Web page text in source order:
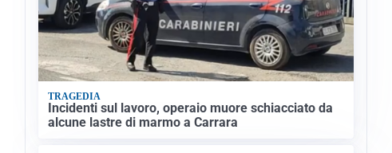
TRAGEDIA
Incidenti sul lavoro, operaio muore schiacciato da
alcune lastre di marmo a Carrara